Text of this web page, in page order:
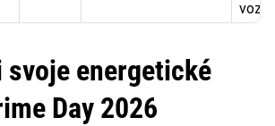
energetické
Day 2026